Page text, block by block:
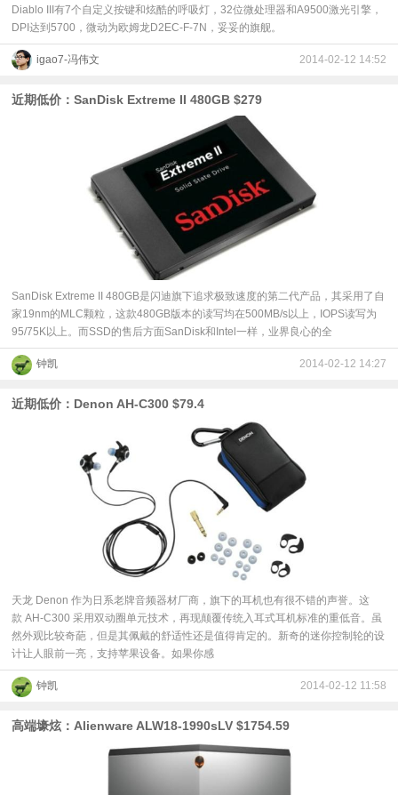
Diablo III有7个自定义按键和炫酷的呼吸灯，32位微处理器和A9500激光引擎，
DPI达到5700，微动为欧姆龙D2EC-F-7N，妥妥的旗舰。
igao7-冯伟文 2014-02-12 14:52
近期低价：SanDisk Extreme II 480GB $279
SanDisk Extreme II 480GB是闪迪旗下追求极致速度的第二代产品，其采用了自
家19nm的MLC颗粒，这款480GB版本的读写均在500MB/s以上，IOPS读写为
95/75K以上。而SSD的售后方面SanDisk和Intel一样，业界良心的全
钟凯 2014-02-12 14:27
近期低价：Denon AH-C300 $79.4
天龙 Denon 作为日系老牌音频器材厂商，旗下的耳机也有很不错的声誉。这
款 AH-C300 采用双动圈单元技术，再现颠覆传统入耳式耳机标准的重低音。虽
然外观比较奇葩，但是其佩戴的舒适性还是值得肯定的。新奇的迷你控制轮的设
计让人眼前一亮，支持苹果设备。如果你感
钟凯 2014-02-12 11:58
高端壕炫：Alienware ALW18-1990sLV $1754.59